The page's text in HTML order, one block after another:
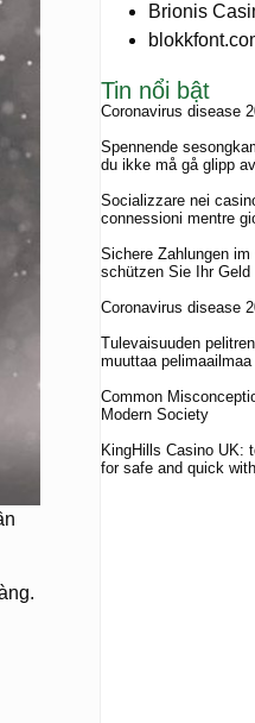
Brionis
Tin nổi bật
Coronavirus disease
Spennende
du ikke må gå glipp av
Socializzare nei
connessioni mentre
Sichere Zahlungen
schützen Sie Ihr Geld
Coronavirus disease
Tulevaisuuden
muuttaa pelimaailmaa
Common
Modern Society
KingHills Casino UK:
for safe and quick